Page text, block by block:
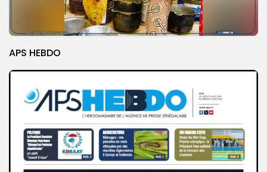
APS HEBDO